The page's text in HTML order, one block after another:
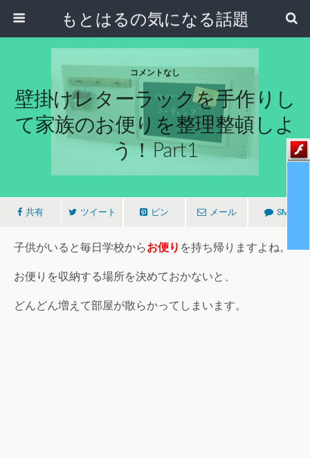
もとはるの気になる話題
コメントなし
壁掛けレターラックを手作りし
て家族のお便りを整理整頓しよ
う！part1
共有 ツイート ピン メール SMS
子供がいると毎日学校からお便り を持ち帰りますよね。
お便りを収納する場所を決めておかないと、
どんどん増えて部屋が散らかってしまいます。